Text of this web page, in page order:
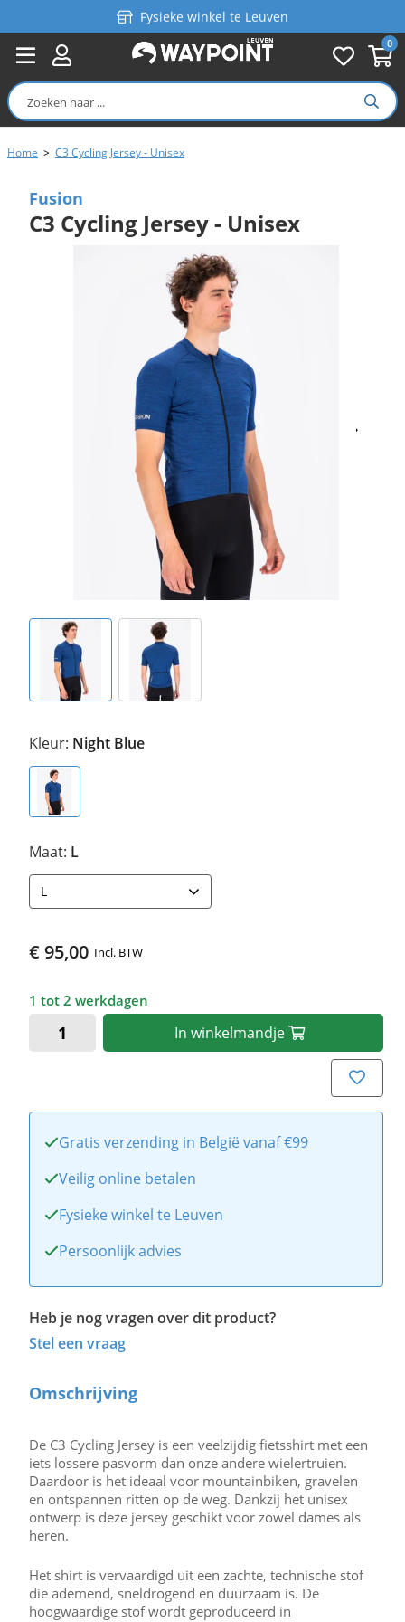
0
Fysieke winkel te Leuven
Persoonlijk advies
Gratis verzending in België vanaf €99
Home > C3 Cycling Jersey - Unisex
Fusion
C3 Cycling Jersey - Unisex
Kleur: Night Blue
Maat: L
L
€ 95,00 Incl. BTW
1 tot 2 werkdagen
In winkelmandje
Gratis verzending in België vanaf €99
Veilig online betalen
Fysieke winkel te Leuven
Persoonlijk advies
Heb je nog vragen over dit product?
Stel een vraag
Omschrijving
De C3 Cycling Jersey is een veelzijdig fietsshirt met een
iets lossere pasvorm dan onze andere wielertruien.
Daardoor is het ideaal voor mountainbiken, gravelen
en ontspannen ritten op de weg. Dankzij het unisex
ontwerp is deze jersey geschikt voor zowel dames als
heren.
Het shirt is vervaardigd uit een zachte, technische stof
die ademend, sneldrogend en duurzaam is. De
hoogwaardige stof wordt geproduceerd in